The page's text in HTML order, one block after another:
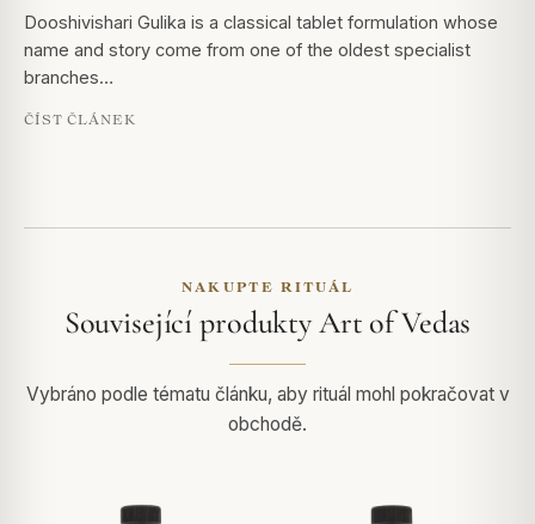
Dooshivishari Gulika is a classical tablet formulation whose
name and story come from one of the oldest specialist
branches…
ČÍST ČLÁNEK
NAKUPTE RITUÁL
Související produkty Art of Vedas
Vybráno podle tématu článku, aby rituál mohl pokračovat v
obchodě.